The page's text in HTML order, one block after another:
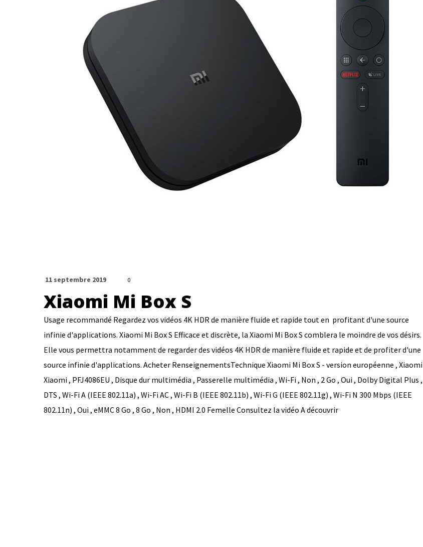
11 septembre 2019 0
Xiaomi Mi Box S
Usage recommandé Regardez vos vidéos 4K HDR de manière fluide et rapide tout en profitant d'une source
infinie d'applications. Xiaomi Mi Box S Efficace et discrète, la Xiaomi Mi Box S comblera le moindre de vos désirs.
Elle vous permettra notamment de regarder des vidéos 4K HDR de manière fluide et rapide et de profiter d'une
source infinie d'applications. Acheter RenseignementsTechnique Xiaomi Mi Box S - version européenne , Xiaomi
Xiaomi , PFJ4086EU , Disque dur multimédia , Passerelle multimédia , Wi-Fi , Non , 2 Go , Oui , Dolby Digital Plus ,
DTS , Wi-Fi A (IEEE 802.11a) , Wi-Fi AC , Wi-Fi B (IEEE 802.11b) , Wi-Fi G (IEEE 802.11g) , Wi-Fi N 300 Mbps (IEEE
802.11n) , Oui , eMMC 8 Go , 8 Go , Non , HDMI 2.0 Femelle Consultez la vidéo A découvrir